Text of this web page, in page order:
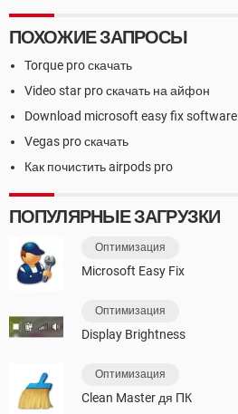
ПОХОЖИЕ ЗАПРОСЫ
Torque pro скачать
Video star pro скачать на айфон
Download microsoft easy fix software
Vegas pro скачать
Как почистить airpods pro
ПОПУЛЯРНЫЕ ЗАГРУЗКИ
Оптимизация
Microsoft Easy Fix
Оптимизация
Display Brightness
Оптимизация
Clean Master дя ПК